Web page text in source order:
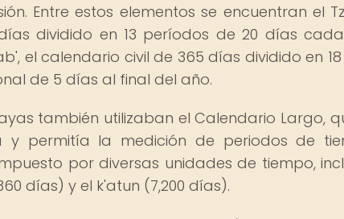
Entre estos elementos se encuentran el
dividido en 13 períodos de 20 días cada
el calendario civil de 365 días dividido en
de 5 días al final del año.
también utilizaban el Calendario Largo,
permitía la medición de periodos de
por diversas unidades de tiempo,
días) y el k'atun (7,200 días).